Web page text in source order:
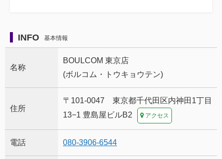
INFO 基本情報
名称
BOULCOM 東京店
(ボルコム・トウキョウテン)
住所
〒101-0047 東京都千代田区内神田1丁目
13−1 豊島屋ビルB2
アクセス
電話 080-3906-6544